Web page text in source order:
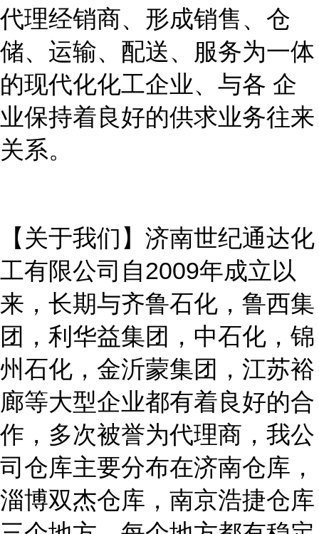
代理经销商、形成销售、仓
储、运输、配送、服务为一体
的现代化化工企业、与各 企
业保持着良好的供求业务往来
关系。
【关于我们】济南世纪通达化
工有限公司自2009年成立以
来，长期与齐鲁石化，鲁西集
团，利华益集团，中石化，锦
州石化，金沂蒙集团，江苏裕
廊等大型企业都有着良好的合
作，多次被誉为代理商，我公
司仓库主要分布在济南仓库，
淄博双杰仓库，南京浩捷仓库